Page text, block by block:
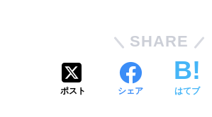
SHARE
ポスト シェア はてブ